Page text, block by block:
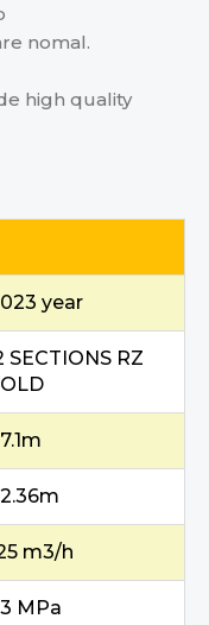
nomal.
high quality
year
SECTIONS RZ
m3/h
MPa